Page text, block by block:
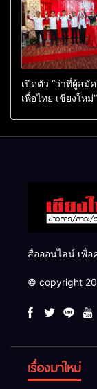
เปิดตัว “ว่าที่ผู้สมั
เพื่อไทย เชียงใหม่
สื่อออนไลน์ เพื่อ
© copyright
เรื่องมาใหม่